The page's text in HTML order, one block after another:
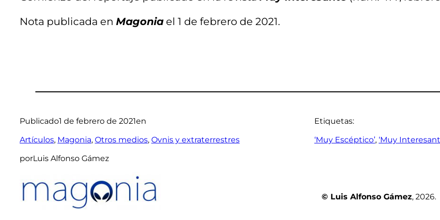
Nota publicada en Magonia el 1 de febrero de 2021.
Publicado1 de febrero de 2021en
Artículos, Magonia, Otros medios, Ovnis y extraterrestres
porLuis Alfonso Gámez
Etiquetas:
‘Muy Escéptico’, ‘Muy
© Luis Alfonso Gámez, 2026.